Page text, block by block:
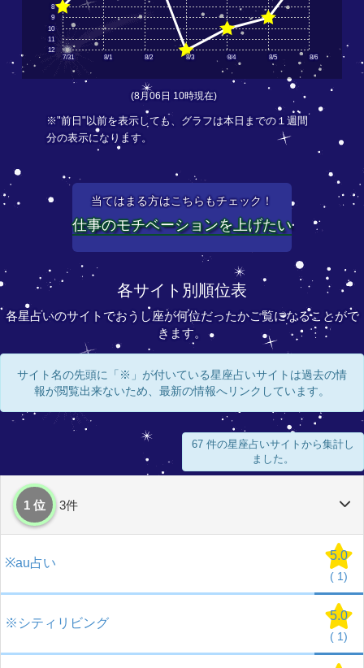
7/31 8/1 8/2 8/3 8/4 8/5 8/6
12
11
10
9
8
(8月06日 10時現在)
※"前日"以前を表示しても、グラフは本日までの１週間
分の表示になります。
当てはまる方はこちらもチェック！
仕事のモチベーションを上げたい
各サイト別順位表
各星占いのサイトでおうし座が何位だったかご覧になることがで
きます。
サイト名の先頭に「※」が付いている星座占いサイトは過去の情
報が閲覧出来ないため、最新の情報へリンクしています。
67 件の星座占いサイトから集計し
ました。
1 位 3件
※au占い
5.0
( 1)
※シティリビング
5.0
( 1)